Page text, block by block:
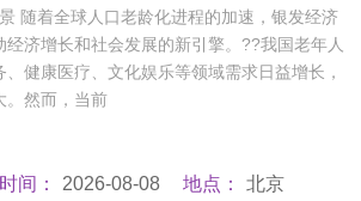
随着全球人口老龄化进程的加速，银发经济
经济增长和社会发展的新引擎。??我国老年人
健康医疗、文化娱乐等领域需求日益增长，
。然而，当前
时间： 2026-08-08 地点： 北京